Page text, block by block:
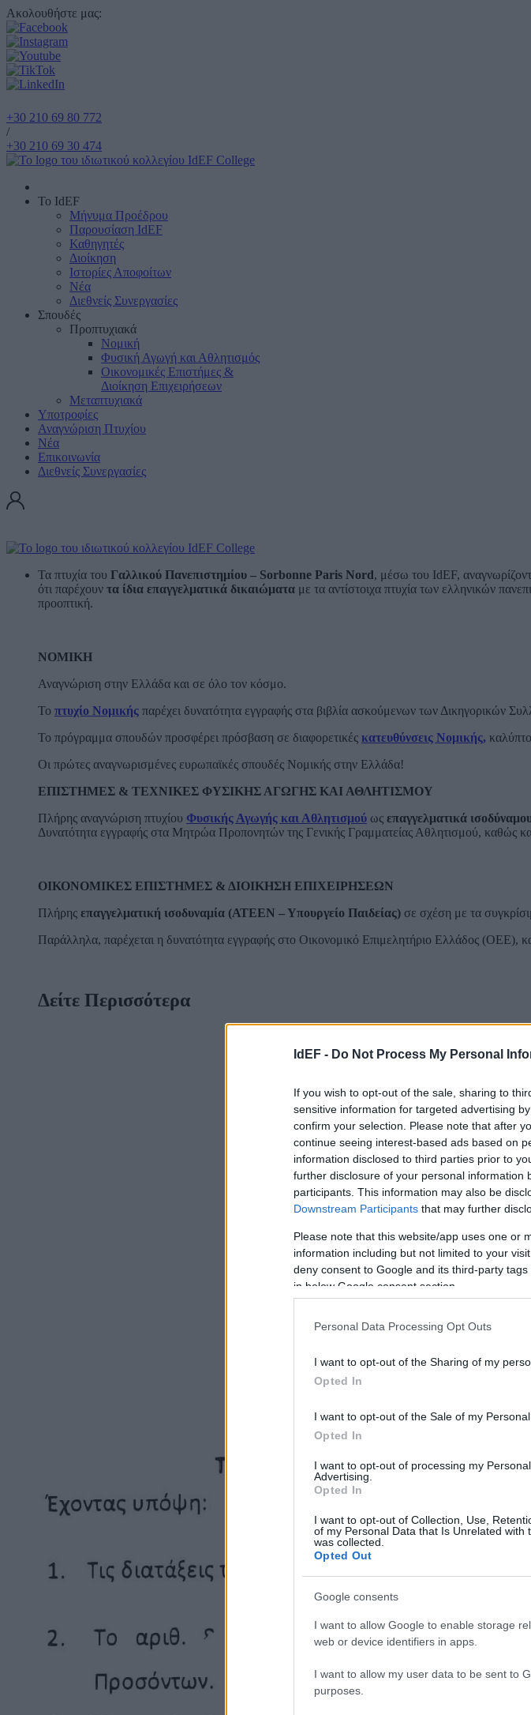
IdEF - Do Not Process My Personal
If you wish to opt-out of the sale, sharing to
sensitive information for targeted advertising
confirm your selection. Please note that after
continue seeing interest-based ads based on
information disclosed to third parties prior to
further disclosure of your personal information
participants. This information may also be
Downstream Participants that may further
Please note that this website/app uses one or
information including but not limited to your
deny consent to Google and its third-party
in below Google consent section.
Personal Data Processing Opt Outs
I want to opt-out of the Sharing of my
Opted In
I want to opt-out of the Sale of my Personal
Opted In
I want to opt-out of processing my
Advertising.
Opted In
I want to opt-out of Collection, Use,
of my Personal Data that Is Unrelated with
was collected.
Opted Out
Google consents
I want to allow Google to enable storage
web or device identifiers in apps.
I want to allow my user data to be sent to
purposes.
Ακολουθήστε μας:
+30 210 69 80 772
/
+30 210 69 30 474
Το IdEF
Μήνυμα Προέδρου
Παρουσίαση IdEF
Καθηγητές
Διοίκηση
Ιστορίες Αποφοίτων
Νέα
Διεθνείς Συνεργασίες
Σπουδές
Προπτυχιακά
Νομική
Φυσική Αγωγή και Αθλητισμός
Οικονομικές Επιστήμες &
Διοίκηση Επιχειρήσεων
Μεταπτυχιακά
Υποτροφίες
Αναγνώριση Πτυχίου
Νέα
Επικοινωνία
Διεθνείς Συνεργασίες
Τα πτυχία του Γαλλικού Πανεπιστημίου – Sorbonne Paris Nord, μέσω του IdEF,
ότι παρέχουν τα ίδια επαγγελματικά δικαιώματα με τα αντίστοιχα πτυχία των ελληνικών
προοπτική.
ΝΟΜΙΚΗ
Αναγνώριση στην Ελλάδα και σε όλο τον κόσμο.
Το πτυχίο Νομικής παρέχει δυνατότητα εγγραφής στα βιβλία ασκούμενων των Δικηγορικών
Το πρόγραμμα σπουδών προσφέρει πρόσβαση σε διαφορετικές κατευθύνσεις Νομικής,
Οι πρώτες αναγνωρισμένες ευρωπαϊκές σπουδές Νομικής στην Ελλάδα!
ΕΠΙΣΤΗΜΕΣ & ΤΕΧΝΙΚΕΣ ΦΥΣΙΚΗΣ ΑΓΩΓΗΣ ΚΑΙ ΑΘΛΗΤΙΣΜΟΥ
Πλήρης αναγνώριση πτυχίου Φυσικής Αγωγής και Αθλητισμού ως επαγγελματικά
Δυνατότητα εγγραφής στα Μητρώα Προπονητών της Γενικής Γραμματείας Αθλητισμού, καθώς
ΟΙΚΟΝΟΜΙΚΕΣ ΕΠΙΣΤΗΜΕΣ & ΔΙΟΙΚΗΣΗ ΕΠΙΧΕΙΡΗΣΕΩΝ
Πλήρης επαγγελματική ισοδυναμία (ΑΤΕΕΝ – Υπουργείο Παιδείας) σε σχέση με τα
Παράλληλα, παρέχεται η δυνατότητα εγγραφής στο Οικονομικό Επιμελητήριο Ελλάδος (ΟΕΕ),
Δείτε Περισσότερα